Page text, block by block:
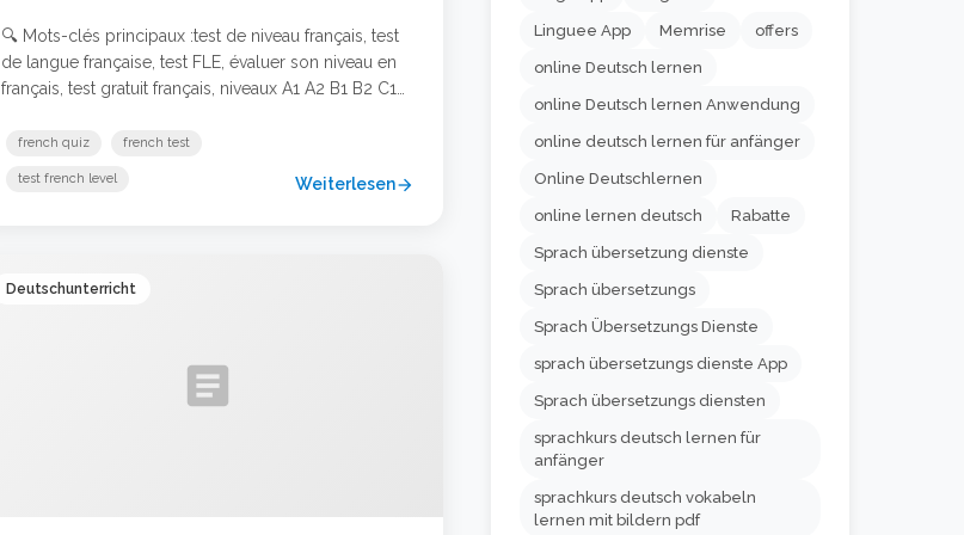
🔍 Mots-clés principaux :test de niveau français, test
de langue française, test FLE, évaluer son niveau en
français, test gratuit français, niveaux A1 A2 B1 B2 C1
Que vous soyez débutant, étudiant en FLE (Français
valider vos compétences linguistiques, un …
french quiz french test
test french level Weiterlesenarrow_forward
article
Deutschunterricht
Linguee App Memrise offers
online Deutsch lernen
online Deutsch lernen Anwendung
online deutsch lernen für anfänger
Online Deutschlernen
online lernen deutsch Rabatte
Sprach übersetzung dienste
Sprach übersetzungs
Sprach Übersetzungs Dienste
sprach übersetzungs dienste App
Sprach übersetzungs diensten
sprachkurs deutsch lernen für
anfänger
sprachkurs deutsch vokabeln
lernen mit bildern pdf